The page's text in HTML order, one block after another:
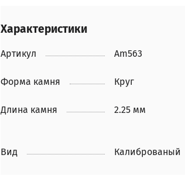
Характеристики
Артикул Am563
Форма камня Круг
Длина камня 2.25 мм
Вид Калиброваный